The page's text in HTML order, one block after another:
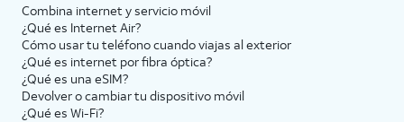
Combina internet y servicio móvil
¿Qué es Internet Air?
Cómo usar tu teléfono cuando viajas al exterior
¿Qué es internet por fibra óptica?
¿Qué es una eSIM?
Devolver o cambiar tu dispositivo móvil
¿Qué es Wi-Fi?